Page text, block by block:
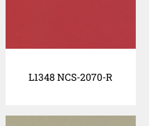
L1348 NCS-2070-R